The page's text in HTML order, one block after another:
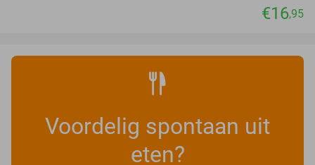
€16,95
Voordelig spontaan uit
eten?